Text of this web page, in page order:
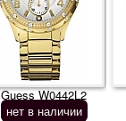
Guess W0442L2
нет в наличии